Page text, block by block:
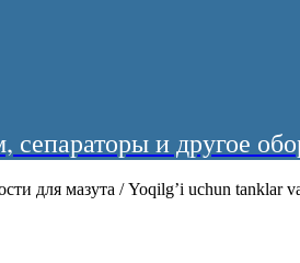
и другое
для мазута / Yoqilg’i uchun tanklar